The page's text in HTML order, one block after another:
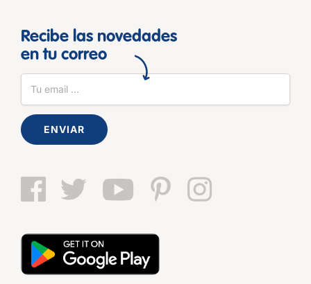
Recibe las novedades
en tu correo
ENVIAR